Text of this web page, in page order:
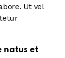
Ut vel
natus et